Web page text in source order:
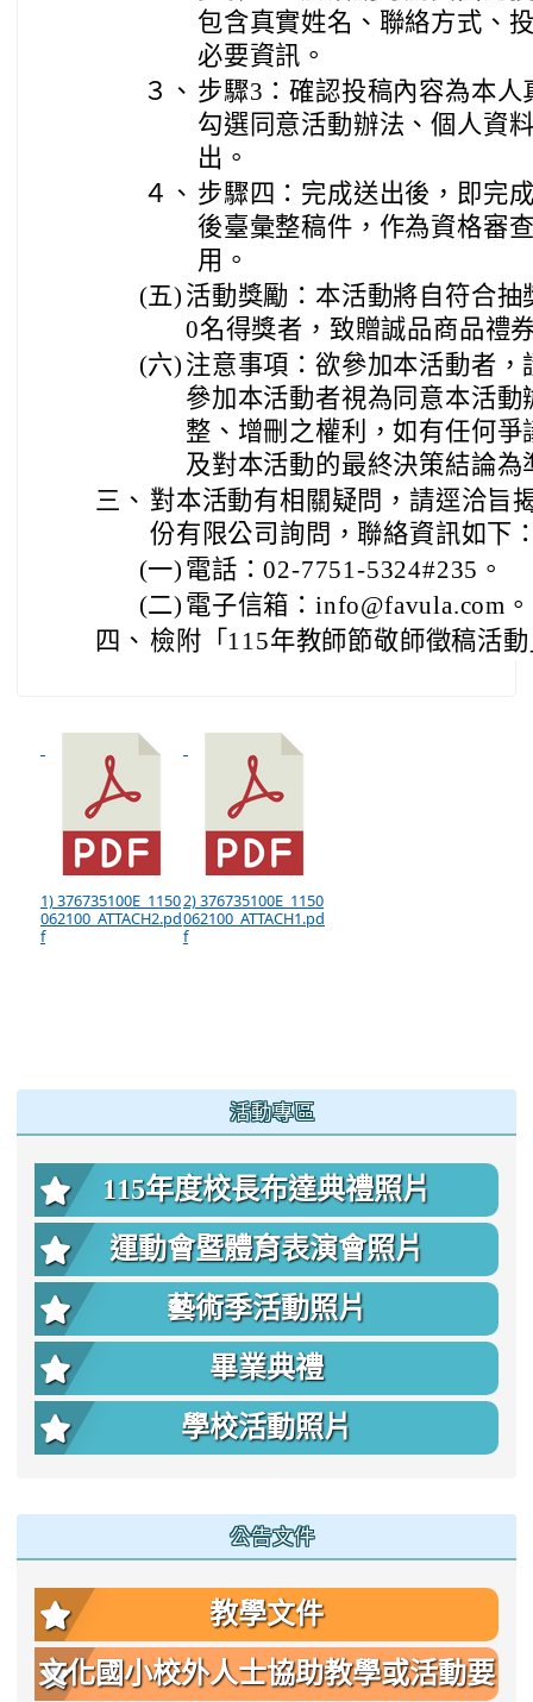
包含真實姓名、聯絡方式、
必要資訊。
３、 步驟3：確認投稿內容為本
勾選同意活動辦法、個人資
出。
４、 步驟四：完成送出後，即完
後臺彙整稿件，作為資格審
用。
(五) 活動獎勵：本活動將自符合
0名得獎者，致贈誠品商品禮
(六) 注意事項：欲參加本活動者
參加本活動者視為同意本活
整、增刪之權利，如有任何
及對本活動的最終決策結論為
三、 對本活動有相關疑問，請逕洽旨
份有限公司詢問，聯絡資訊如下
(一) 電話：02-7751-5324#235。
(二) 電子信箱：info@favula.com。
四、 檢附「115年教師節敬師徵稿活
1) 376735100E_1150
062100_ATTACH2.pd
f
2) 376735100E_1150
062100_ATTACH1.pd
f
活動專區
115年度校長布達典禮照片
運動會暨體育表演會照片
藝術季活動照片
畢業典禮
學校活動照片
公告文件
教學文件
文化國小校外人士協助教學或活動要